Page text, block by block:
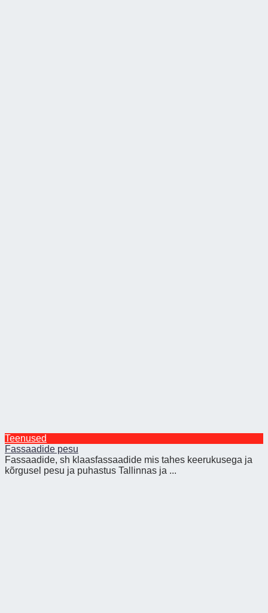
Teenused
Fassaadide pesu
Fassaadide, sh klaasfassaadide mis tahes keerukusega ja
kõrgusel pesu ja puhastus Tallinnas ja ...